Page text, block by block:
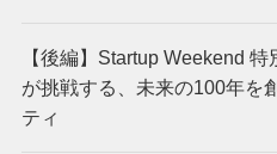
【後編】Startup Weekend
が挑戦する、未来の100年を
ティ